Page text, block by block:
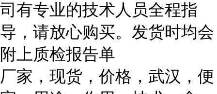
司有专业的技术人员全程指
导，请放心购买。发货时均会
附上质检报告单
厂家，现货，价格，武汉，便